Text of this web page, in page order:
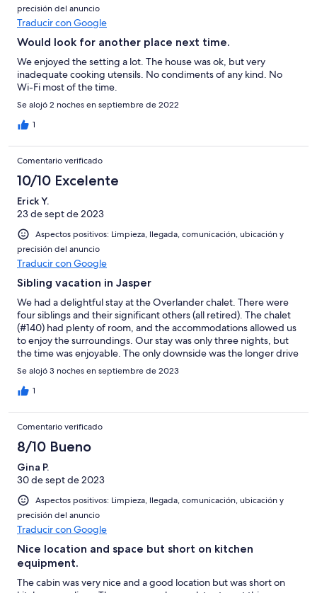
precisión del anuncio
Traducir con Google
Would look for another place next time.
We enjoyed the setting a lot. The house was ok, but very
inadequate cooking utensils. No condiments of any kind. No
Wi-Fi most of the time.
Se alojó 2 noches en septiembre de 2022
1
Comentario verificado
10/10 Excelente
Erick Y.
23 de sept de 2023
Aspectos positivos: Limpieza, llegada, comunicación, ubicación y
precisión del anuncio
Traducir con Google
Sibling vacation in Jasper
We had a delightful stay at the Overlander chalet. There were
four siblings and their significant others (all retired). The chalet
(#140) had plenty of room, and the accommodations allowed us
to enjoy the surroundings. Our stay was only three nights, but
the time was enjoyable. The only downside was the longer drive
to places like Maligne Lake, but then again, every mile is a
chance to take in some beautiful scenery. We also had dinner at
the Stone Peak restaurant. The food and service was very
different cabernets, and the sommelier offered us two glasses
so we could taste the two side by side, which was fun. Most of
our party ordered the duck, and it was enjoyed by all.
Se alojó 3 noches en septiembre de 2023
1
Comentario verificado
8/10 Bueno
Gina P.
30 de sept de 2023
Aspectos positivos: Limpieza, llegada, comunicación, ubicación y
precisión del anuncio
Traducir con Google
Nice location and space but short on kitchen
equipment.
The cabin was very nice and a good location but was short on